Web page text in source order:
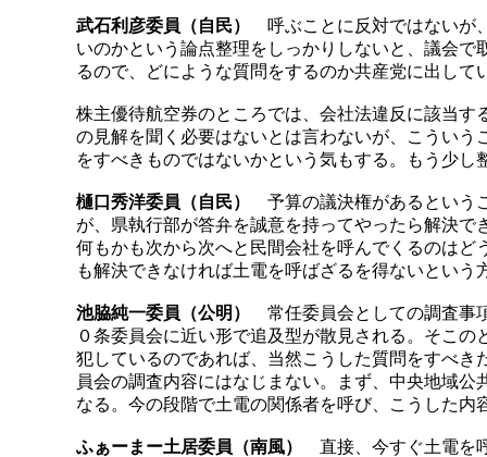
武石利彦委員（自民）
呼ぶことに反対ではないが
いのかという論点整理をしっかりしないと、議会
るので、どにような質問をするのか共産党に出し
株主優待航空券のところでは、会社法違反に該当
の見解を聞く必要はないとは言わないが、こうい
をすべきものではないかという気もする。もう少
樋口秀洋委員（自民）
予算の議決権があるという
が、県執行部が答弁を誠意を持ってやったら解決
何もかも次から次へと民間会社を呼んでくるのは
も解決できなければ土電を呼ばざるを得ないという
池脇純一委員（公明）
常任委員会としての調査事
０条委員会に近い形で追及型が散見される。そこ
犯しているのであれば、当然こうした質問をすべ
員会の調査内容にはなじまない。まず、中央地域
なる。今の段階で土電の関係者を呼び、こうした内
ふぁーまー土居委員（南風） 直接、今すぐ土電を